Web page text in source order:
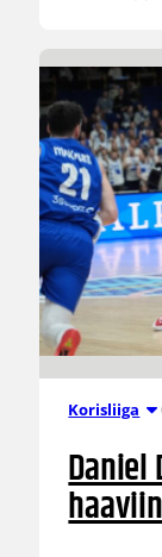
Korisliiga
Daniel
haaviin